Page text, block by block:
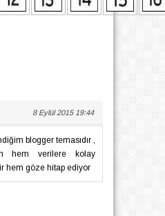
8 Eylül 2015 19:44
blogger temasıdır ,
hem verilere kolay
hem göze hitap ediyor